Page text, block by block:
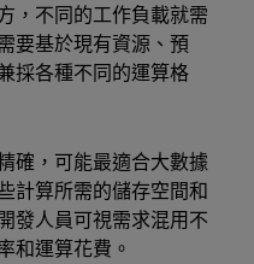
，不同的工作負載就需
要基於現有資源、預
採各種不同的運算格
確，可能最適合大數據
計算所需的儲存空間和
發人員可視需求混用不
和運算花費。